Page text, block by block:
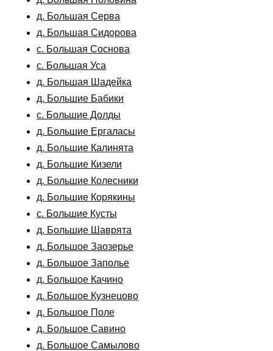
д. Большая Серва
д. Большая Сидорова
с. Большая Соснова
с. Большая Уса
д. Большая Шадейка
д. Большие Бабики
с. Большие Долды
д. Большие Ергаласы
д. Большие Калинята
д. Большие Кизели
д. Большие Колесники
д. Большие Корякины
с. Большие Кусты
д. Большие Шаврята
д. Большое Заозерье
д. Большое Заполье
д. Большое Качино
д. Большое Кузнецово
д. Большое Поле
д. Большое Савино
д. Большое Самылово